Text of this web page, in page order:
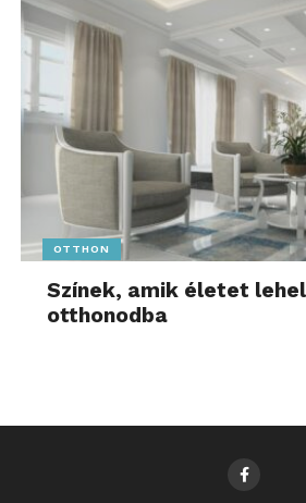
OTTHON
Színek, amik életet
otthonodba